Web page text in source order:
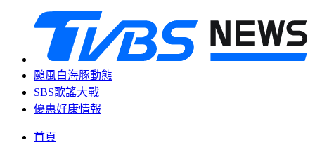
颱風白海豚動態
SBS歌謠大戰
優惠好康情報
首頁